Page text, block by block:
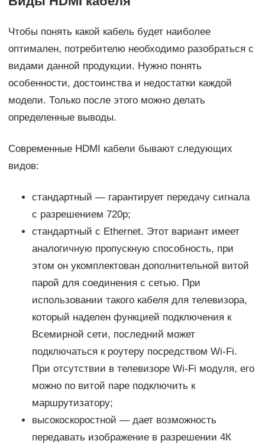
Чтобы понять какой кабель будет наиболее
оптимален, потребителю необходимо разобраться с
видами данной продукции. Нужно понять
особенности, достоинства и недостатки каждой
модели. Только после этого можно делать
определенные выводы.
Современные HDMI кабели бывают следующих
видов:
стандартный — гарантирует передачу сигнала
с разрешением 720p;
стандартный с Ethernet. Этот вариант имеет
аналогичную пропускную способность, при
этом он укомплектован дополнительной витой
парой для соединения с сетью. При
использовании такого кабеля для телевизора,
который наделен функцией подключения к
Всемирной сети, последний может
подключаться к роутеру посредством Wi-Fi.
При отсутствии в телевизоре Wi-Fi модуля, его
можно по витой паре подключить к
маршрутизатору;
высокоскоростной — дает возможность
передавать изображение в разрешении 4К